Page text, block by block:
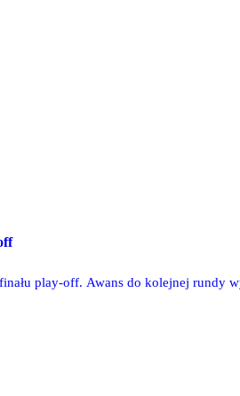
play-off. Awans do kolejnej rundy